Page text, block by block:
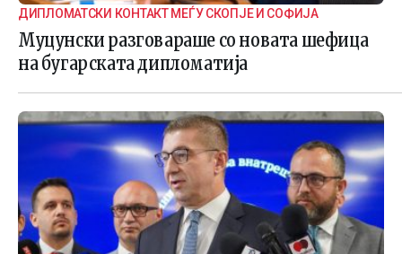
ДИПЛОМАТСКИ КОНТАКТ МЕЃУ СКОПЈЕ И СОФИЈА
Муцунски разговараше со новата шефица
на бугарската дипломатија